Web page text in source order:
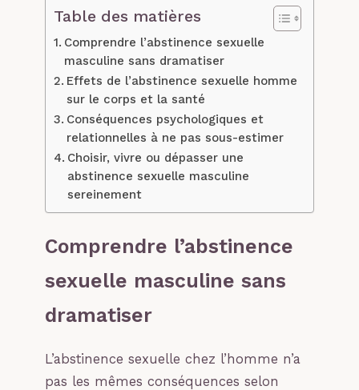
Table des matières
Comprendre l’abstinence sexuelle
masculine sans dramatiser
Effets de l’abstinence sexuelle homme
sur le corps et la santé
Conséquences psychologiques et
relationnelles à ne pas sous-estimer
Choisir, vivre ou dépasser une
abstinence sexuelle masculine
sereinement
Comprendre l’abstinence
sexuelle masculine sans
dramatiser
L’abstinence sexuelle chez l’homme n’a
pas les mêmes conséquences selon